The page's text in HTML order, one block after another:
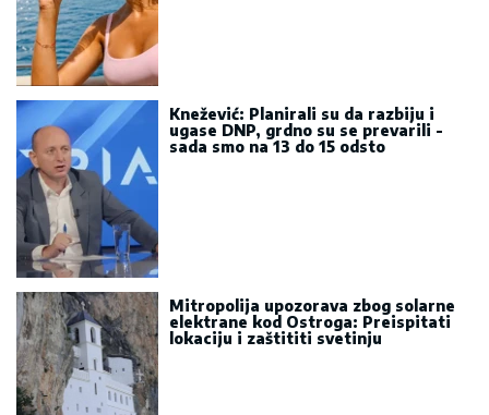
Knežević: Planirali su da razbiju i
ugase DNP, grdno su se prevarili -
sada smo na 13 do 15 odsto
Mitropolija upozorava zbog solarne
elektrane kod Ostroga: Preispitati
lokaciju i zaštititi svetinju